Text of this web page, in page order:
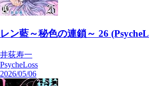
レン藍～秘色の連鎖～ 26
井荻寿一
PsycheLoss
2026/05/06